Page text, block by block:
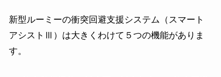
新型ルーミーの衝突回避支援システム（スマート
アシストⅢ）は大きくわけて５つの機能がありま
す。